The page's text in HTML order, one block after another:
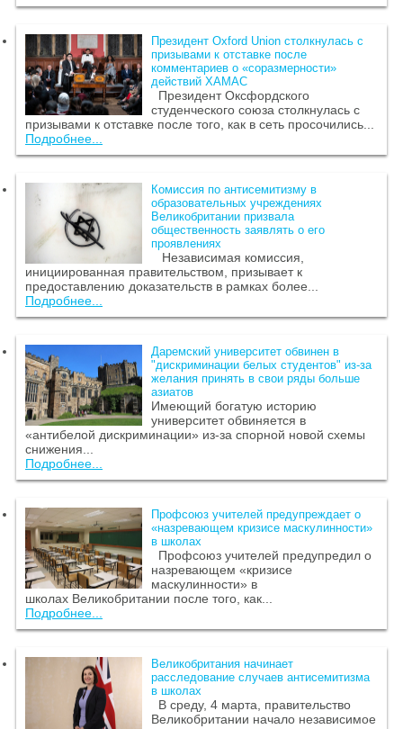
Президент Oxford Union столкнулась с
призывами к отставке после
комментариев о «соразмерности»
действий ХАМАС
Президент Оксфордского
студенческого союза столкнулась с
призывами к отставке после того, как в сеть просочились...
Подробнее...
Комиссия по антисемитизму в
образовательных учреждениях
Великобритании призвала
общественность заявлять о его
проявлениях
Независимая комиссия,
инициированная правительством, призывает к
предоставлению доказательств в рамках более...
Подробнее...
Даремский университет обвинен в
"дискриминации белых студентов" из-за
желания принять в свои ряды больше
азиатов
Имеющий богатую историю
университет обвиняется в
«антибелой дискриминации» из-за спорной новой схемы
снижения...
Подробнее...
Профсоюз учителей предупреждает о
«назревающем кризисе маскулинности»
в школах
Профсоюз учителей предупредил о
назревающем «кризисе
маскулинности» в
школах Великобритании после того, как...
Подробнее...
Великобритания начинает
расследование случаев антисемитизма
в школах
В среду, 4 марта, правительство
Великобритании начало независимое